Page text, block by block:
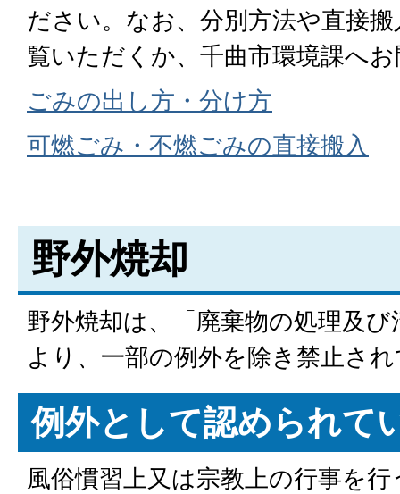
ださい。なお、分別方法や直接
覧いただくか、千曲市環境課へ
ごみの出し方・分け方
可燃ごみ・不燃ごみの直接搬入
野外焼却
野外焼却は、「廃棄物の処理及
より、一部の例外を除き禁止さ
例外として認められて
風俗慣習上又は宗教上の行事を